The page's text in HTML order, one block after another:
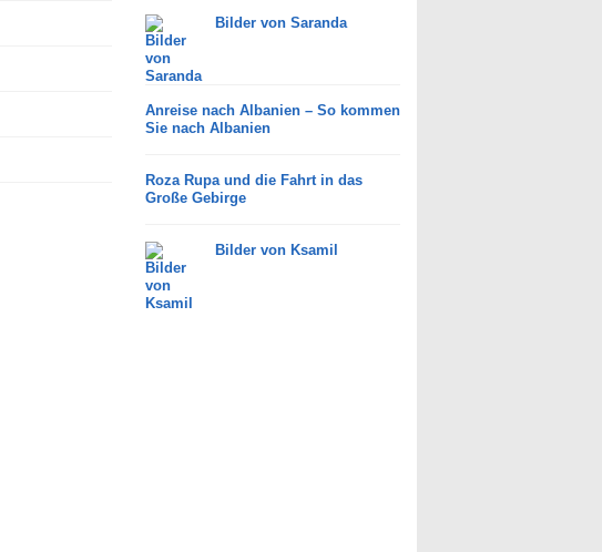
Bilder von Saranda
Anreise nach Albanien – So kommen
Sie nach Albanien
Roza Rupa und die Fahrt in das
Große Gebirge
Bilder von Ksamil